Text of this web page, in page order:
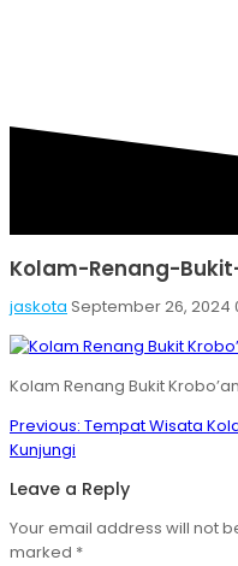
Kolam-Renang-
jaskota September 26, 2024
Kolam Renang Bukit Krobo’an
Post
navigation
Previous: Previous
Tempat Wisata
Kunjungi
Leave a Reply
Your email address will not
marked *